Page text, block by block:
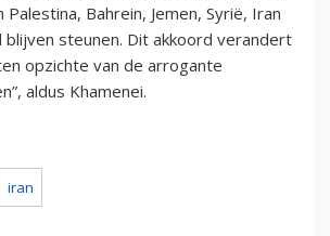
Bahrein, Jemen, Syrië, Iran
blijven steunen. Dit akkoord verandert
opzichte van de arrogante
aldus Khamenei.
iran